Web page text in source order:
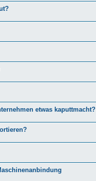
etwas kaputtmacht?